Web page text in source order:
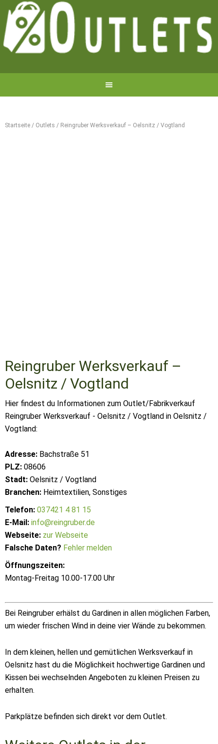
Startseite / Outlets / Reingruber Werksverkauf – Oelsnitz / Vogtland
Reingruber Werksverkauf –
Oelsnitz / Vogtland
Hier findest du Informationen zum Outlet/Fabrikverkauf
Reingruber Werksverkauf - Oelsnitz / Vogtland in Oelsnitz /
Vogtland:
Adresse: Bachstraße 51
PLZ: 08606
Stadt: Oelsnitz / Vogtland
Branchen: Heimtextilien, Sonstiges
Telefon: 037421 4 81 15
E-Mail: info@reingruber.de
Webseite: zur Webseite
Falsche Daten? Fehler melden
Öffnungszeiten:
Montag-Freitag 10.00-17.00 Uhr
Bei Reingruber erhälst du Gardinen in allen möglichen Farben,
um wieder frischen Wind in deine vier Wände zu bekommen.
In dem kleinen, hellen und gemütlichen Werksverkauf in
Oelsnitz hast du die Möglichkeit hochwertige Gardinen und
Kissen bei wechselnden Angeboten zu kleinen Preisen zu
erhalten.
Parkplätze befinden sich direkt vor dem Outlet.